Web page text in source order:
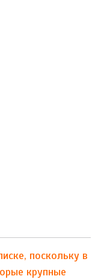
поскольку в
крупные